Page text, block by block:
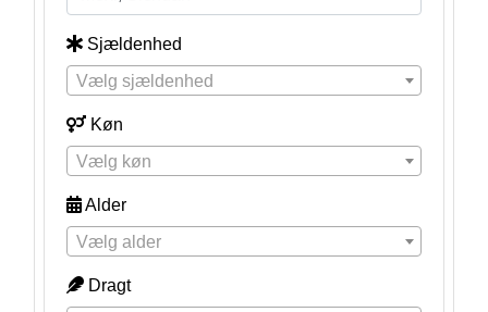
Sjældenhed
Vælg sjældenhed
Køn
Vælg køn
Alder
Vælg alder
Dragt